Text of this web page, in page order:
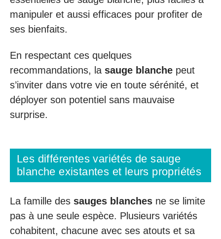
manipuler et aussi efficaces pour profiter de
ses bienfaits.
En respectant ces quelques
recommandations, la sauge blanche peut
s’inviter dans votre vie en toute sérénité, et
déployer son potentiel sans mauvaise
surprise.
Les différentes variétés de sauge
blanche existantes et leurs propriétés
La famille des sauges blanches ne se limite
pas à une seule espèce. Plusieurs variétés
cohabitent, chacune avec ses atouts et sa